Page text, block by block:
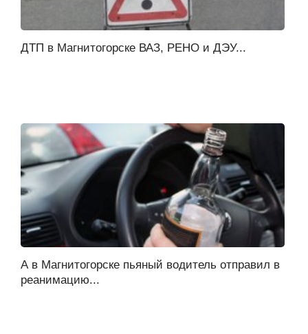
ДТП в Магнитогорске ВАЗ, РЕНО и ДЭУ...
А в Магнитогорске пьяный водитель отправил в
реанимацию...